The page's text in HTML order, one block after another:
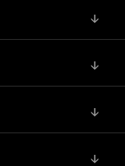
↓
↓
↓
↓